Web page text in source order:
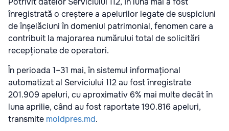
înregistrată o creștere a apelurilor legate de suspiciuni
de înșelăciuni în domeniul patrimonial, fenomen care a
contribuit la majorarea numărului total de solicitări
recepționate de operatori.
În perioada 1–31 mai, în sistemul informațional
automatizat al Serviciului 112 au fost înregistrate
201.909 apeluri, cu aproximativ 6% mai multe decât în
luna aprilie, când au fost raportate 190.816 apeluri,
transmite moldpres.md.